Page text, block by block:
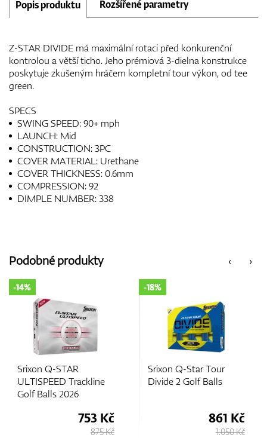
Popis produktu Rozšířené parametry
Z-STAR DIVIDE má maximální rotaci před konkurenční
kontrolou a větší ticho. Jeho prémiová 3-dielna konstrukce
poskytuje zkušeným hráčem kompletní tour výkon, od tee
green.
SPECS
SWING SPEED: 90+ mph
LAUNCH: Mid
CONSTRUCTION: 3PC
COVER MATERIAL: Urethane
COVER THICKNESS: 0.6mm
COMPRESSION: 92
DIMPLE NUMBER: 338
‹
Podobné produkty ›
Srixon Q-Star Tour
Divide 2 Golf Balls
-18%
861 Kč
1.050 Kč
Srixon Q-STAR TOUR
DIVIDE Golf Balls 2026
-14%
903 Kč
1.050 Kč